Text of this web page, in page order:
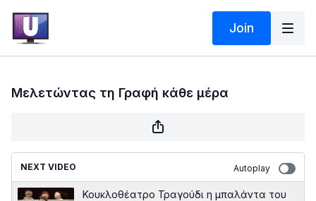
Join
Μελετώντας τη Γραφή κάθε μέρα
NEXT VIDEO Autoplay
Κουκλοθέατρο Τραγούδι η μπαλάντα του